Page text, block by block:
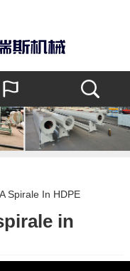
Spirale In HDPE
in